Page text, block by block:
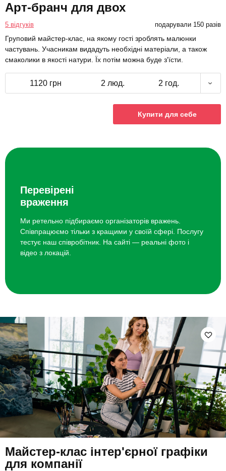
Арт-бранч для двох
5 відгуків подарували 150 разів
Груповий майстер-клас, на якому гості зроблять малюнки
частувань. Учасникам видадуть необхідні матеріали, а також
смаколики в якості натури. Їх потім можна буде з'їсти.
1120 грн 2 люд. 2 год.
Купити для себе
Перевірені
враження
Ми ретельно підбираємо організаторів вражень.
Співпрацюємо тільки з кращими у своїй сфері. Послугу
тестує наш співробітник. На сайті — реальні фото і
відео з локацій.
Майстер-клас інтер'єрної графіки
для компанії